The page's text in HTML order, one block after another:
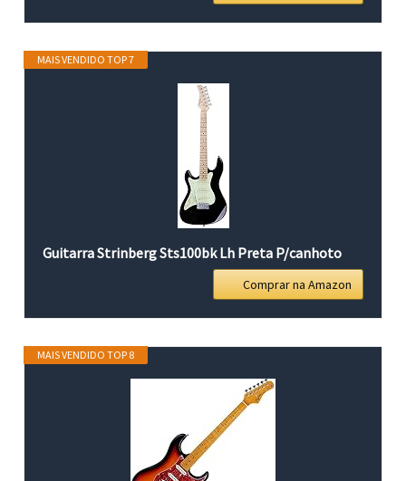
MAIS VENDIDO TOP 7
Guitarra Strinberg Sts100bk Lh Preta P/canhoto
Comprar na Amazon
MAIS VENDIDO TOP 8